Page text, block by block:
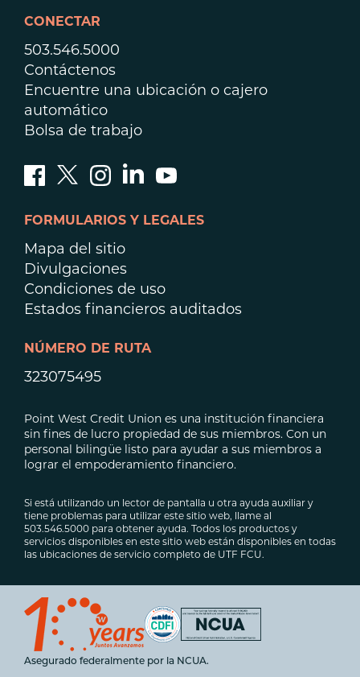
CONECTAR
503.546.5000
Contáctenos
Encuentre una ubicación o cajero
automático
Bolsa de trabajo
FORMULARIOS Y LEGALES
Mapa del sitio
Divulgaciones
Condiciones de uso
Estados financieros auditados
NÚMERO DE RUTA
323075495
Point West Credit Union es una institución financiera
sin fines de lucro propiedad de sus miembros. Con un
personal bilingüe listo para ayudar a sus miembros a
lograr el empoderamiento financiero.
Si está utilizando un lector de pantalla u otra ayuda auxiliar y
tiene problemas para utilizar este sitio web, llame al
503.546.5000 para obtener ayuda. Todos los productos y
servicios disponibles en este sitio web están disponibles en todas
las ubicaciones de servicio completo de UTF FCU.
Asegurado federalmente por la NCUA.